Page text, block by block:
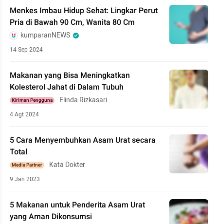
Menkes Imbau Hidup Sehat: Lingkar Perut
Pria di Bawah 90 Cm, Wanita 80 Cm
kumparanNEWS
14 Sep 2024
Makanan yang Bisa Meningkatkan
Kolesterol Jahat di Dalam Tubuh
Kiriman Pengguna Elinda Rizkasari
4 Agt 2024
5 Cara Menyembuhkan Asam Urat secara
Total
Media Partner Kata Dokter
9 Jan 2023
5 Makanan untuk Penderita Asam Urat
yang Aman Dikonsumsi